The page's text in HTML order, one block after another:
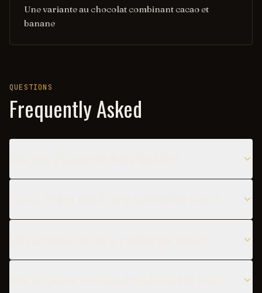
Une variante au chocolat combinant cacao et
banane
QUESTIONS
Frequently Asked